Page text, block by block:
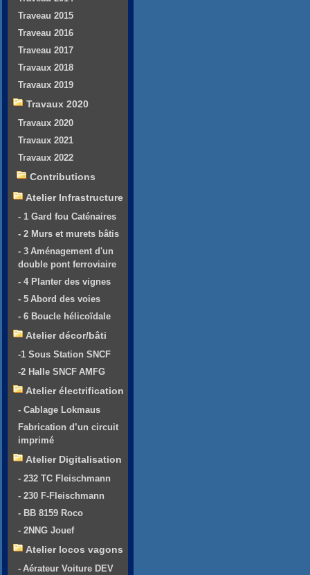
Traveau 2015
Traveau 2016
Traveau 2017
Travaux 2018
Travaux 2019
Travaux 2020
Travaux 2020
Travaux 2021
Travaux 2022
Contributions
Atelier Infrastructure
- 1 Gard fou Caténaires
- 2 Murs et murets bâtis
- 3 Aménagement d'un
double pont ferroviaire
- 4 Planter des vignes
- 5 Abord des voies
- 6 Boucle hélicoïdale
Atelier décor/bâti
-1 Sous Station SNCF
-2 Halle SNCF AMFG
Atelier électrification
- Cablage Lokmaus
Fabrication d’un circuit
imprimé
Atelier Digitalisation
- 232 TC Fleischmann
- 230 F-Fleischmann
- BB 8159 Roco
- 2NNG Jouef
Atelier locos vagons
- Aérateur Voiture DEV